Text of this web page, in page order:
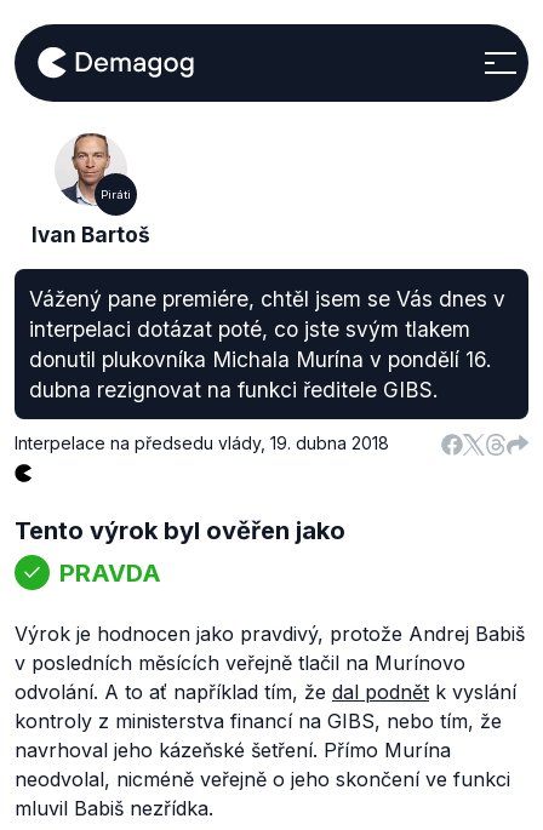
Piráti
Ivan Bartoš
Vážený pane premiére, chtěl jsem se Vás dnes v
interpelaci dotázat poté, co jste svým tlakem
donutil plukovníka Michala Murína v pondělí 16.
dubna rezignovat na funkci ředitele GIBS.
Interpelace na předsedu vlády, 19. dubna 2018
Tento výrok byl ověřen jako
PRAVDA
Výrok je hodnocen jako pravdivý, protože Andrej Babiš
v posledních měsících veřejně tlačil na Murínovo
odvolání. A to ať například tím, že dal podnět k vyslání
kontroly z ministerstva financí na GIBS, nebo tím, že
navrhoval jeho kázeňské šetření. Přímo Murína
neodvolal, nicméně veřejně o jeho skončení ve funkci
mluvil Babiš nezřídka.